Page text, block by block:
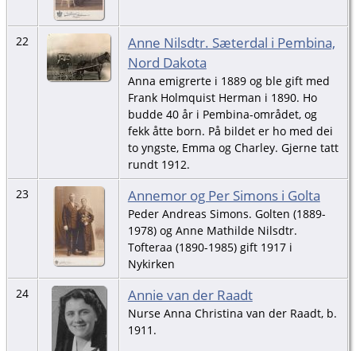
22
Anne Nilsdtr. Sæterdal i Pembina,
Nord Dakota
Anna emigrerte i 1889 og ble gift med
Frank Holmquist Herman i 1890. Ho
budde 40 år i Pembina-området, og
fekk åtte born. På bildet er ho med dei
to yngste, Emma og Charley. Gjerne tatt
rundt 1912.
23
Annemor og Per Simons i Golta
Peder Andreas Simons. Golten (1889-
1978) og Anne Mathilde Nilsdtr.
Tofteraa (1890-1985) gift 1917 i
Nykirken
24
Annie van der Raadt
Nurse Anna Christina van der Raadt, b.
1911.